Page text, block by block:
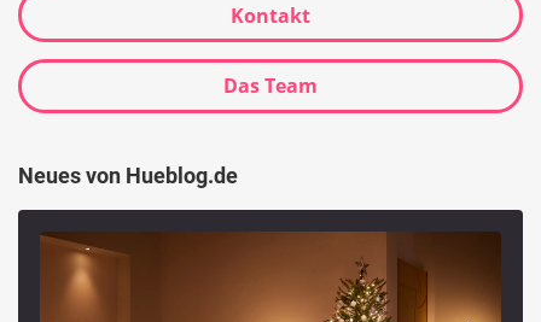
Kontakt
Das Team
Neues von Hueblog.de